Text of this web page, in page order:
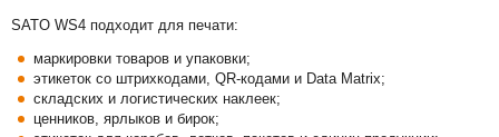
SATO WS4 подходит для печати:
маркировки товаров и упаковки;
этикеток со штрихкодами, QR-кодами и Data Matrix;
складских и логистических наклеек;
ценников, ярлыков и бирок;